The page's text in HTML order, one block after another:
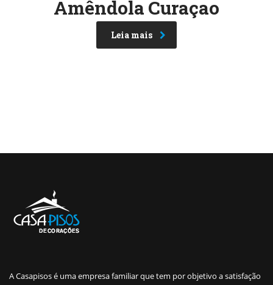
Amêndola Curaçao
Leia mais
A Casapisos é uma empresa familiar que tem por objetivo a satisfação